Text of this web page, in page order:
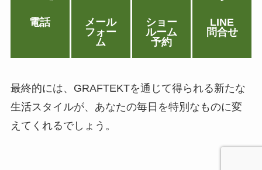
電話
メール
フォー
ム
ショー
ルーム
予約
LINE
問合せ
最終的には、GRAFTEKTを通じて得られる新たな
生活スタイルが、あなたの毎日を特別なものに変
えてくれるでしょう。